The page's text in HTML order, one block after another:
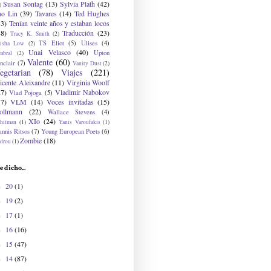
Susan Sontag (13) Sylvia Plath (42)
Lin (39) Tavares (14) Ted Hughes
Tenían veinte años y estaban locos
Tracy K. Smith (2) Traducción (23)
Low (2) TS Eliot (5) Ulises (4)
(2) Unai Velasco (40)
Upton
(7) Valente (60) Vanity Dust(2)
(78) Viajes (221)
Aleixandre (11) Virginia Woolf
Vlad Pojoga (5) Vladimir Nabokov
VLM (14) Voces invitadas (15)
(22) Wallace Stevens (4)
(1) XIo (24) Yanis Varoufakis (1)
Ritsos (7) Young European Poets (6)
(1)Zombie(18)
dicho...
20(1)
19(2)
17(1)
16(16)
15(47)
14(87)